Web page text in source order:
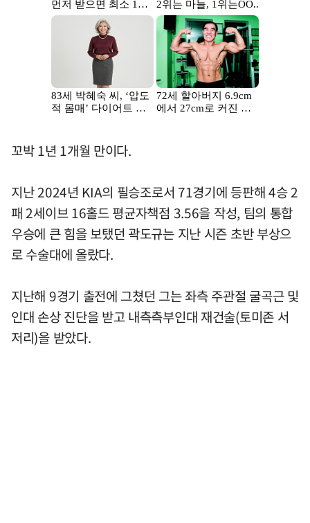
꼬박 1년 1개월 만이다.
지난 2024년 KIA의 필승조로서 71경기에 등판해 4승 2
패 2세이브 16홀드 평균자책점 3.56을 작성, 팀의 통합
우승에 큰 힘을 보탰던 곽도규는 지난 시즌 초반 부상으
로 수술대에 올랐다.
지난해 9경기 출전에 그쳤던 그는 좌측 주관절 굴곡근 및
인대 손상 진단을 받고 내측측부인대 재건술(토미존 서
저리)을 받았다.